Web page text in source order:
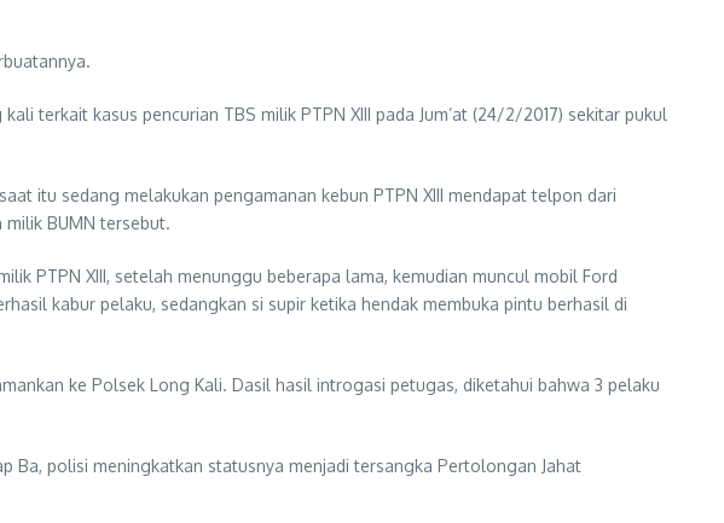
terkait kasus pencurian TBS milik PTPN XIII pada Jum’at (24/2/2017) sekitar pukul
itu sedang melakukan pengamanan kebun PTPN XIII mendapat telpon dari
BUMN tersebut.
PTPN XIII, setelah menunggu beberapa lama, kemudian muncul mobil Ford
kabur pelaku, sedangkan si supir ketika hendak membuka pintu berhasil di
ke Polsek Long Kali. Dasil hasil introgasi petugas, diketahui bahwa 3 pelaku
Ba, polisi meningkatkan statusnya menjadi tersangka Pertolongan Jahat